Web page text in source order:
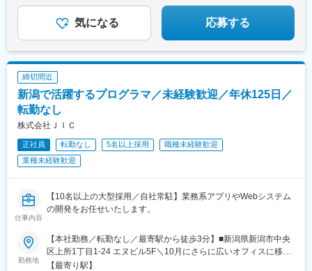
気になる 応募する
締切間近
新潟で活躍するプログラマ／未経験歓迎／年休125日／
転勤なし
株式会社ＪＩＣ
正社員 転勤なし 5名以上採用
職種未経験歓迎
業種未経験歓迎
仕事内容
【10名以上の大型採用／自社常駐】業務系アプリやWebシステム
の開発をお任せいたします。
勤務地
【本社勤務／転勤なし／最寄駅から徒歩3分】■新潟県新潟市中央
区上所1丁目1-24 エヌビル5F＼10月にさらに広いオフィスに移転
予定／今年の10月、同じビルの2階にあるオフィスへ移転しま
【最寄り駅】